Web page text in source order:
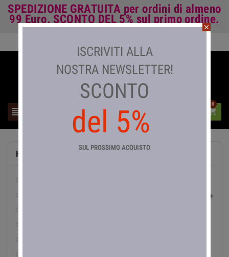
SPEDIZIONE GRATUITA per ordini di almeno
99 Euro. SCONTO DEL 5% sul primo ordine.
 
0
HOME

close
ISCRIVITI ALLA
NOSTRA NEWSLETTER!
SCONTO
del 5%
SUL PROSSIMO ACQUISTO